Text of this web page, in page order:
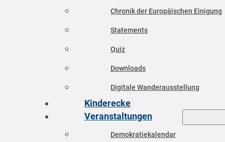
Chronik der Europäischen Einigung
Statements
Quiz
Downloads
Digitale Wanderausstellung
Kinderecke
Veranstaltungen
Demokratiekalendar